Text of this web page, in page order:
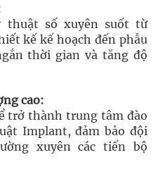
thuật số xuyên suốt từ
kế kế hoạch đến phẫu
thời gian và tăng độ
cao:
trở thành trung tâm đào
Implant, đảm bảo đội
xuyên các tiến bộ